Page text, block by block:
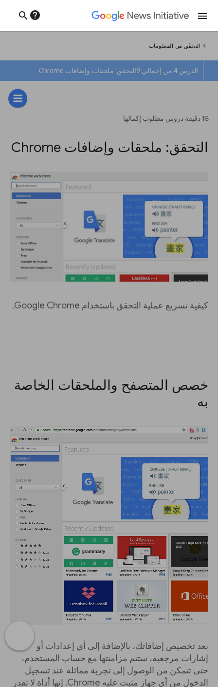
menu
help
search
chevron_left التحقّق من المعلومات
الدرس 4 من إجمالي 9 التحقق: ملحقات وإضافات Chrome
15 دقيقة دروس مطلوب إكمالها
التحقق: ملحقات وإضافات Chrome
كيفية تسريع عملية التحقق باستخدام Google Chrome.
خصص المتصفح والملحقات الخاصة
به
بعد تخصيص إضافاتك، بالإضافة إلى أي إعدادات أو
إشارات مرجعية، ستتم مزامنتها مع حساب المستخدم،
حتى تتمكن من الوصول إلى تجربة مماثلة عند تسجيل
الدخول من أي جهاز مثبت عليه Chrome. إنها أداة لا تقدر